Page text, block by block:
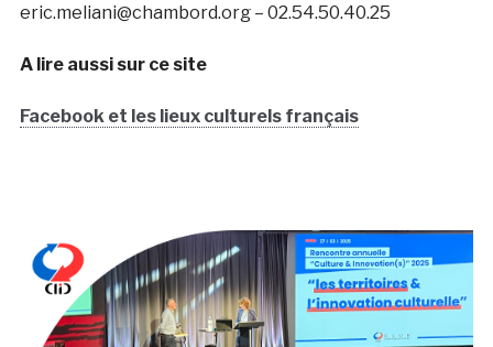
eric.meliani@chambord.org – 02.54.50.40.25
A lire aussi sur ce site
Facebook et les lieux culturels français